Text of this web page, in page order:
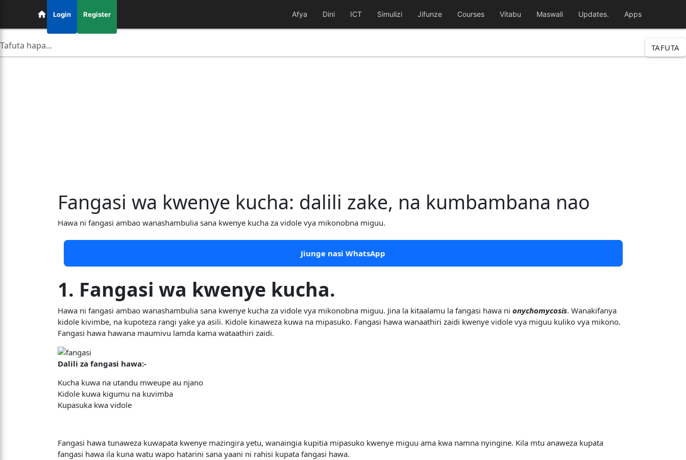
Login Register Afya Dini ICT Simulizi Jifunze Courses Vitabu Maswali Updates. Apps
TAFUTA
Fangasi wa kwenye kucha: dalili zake, na kumbambana nao
Hawa ni fangasi ambao wanashambulia sana kwenye kucha za vidole vya mikonobna miguu.
Jiunge nasi WhatsApp
1. Fangasi wa kwenye kucha.
Hawa ni fangasi ambao wanashambulia sana kwenye kucha za vidole vya mikonobna miguu. Jina la kitaalamu la fangasi hawa ni onychomycosis. Wanakifanya
kidole kivimbe, na kupoteza rangi yake ya asili. Kidole kinaweza kuwa na mipasuko. Fangasi hawa wanaathiri zaidi kwenye vidole vya miguu kuliko vya mikono.
Fangasi hawa hawana maumivu lamda kama wataathiri zaidi.
Dalili za fangasi hawa:-
Kucha kuwa na utandu mweupe au njano
Kidole kuwa kigumu na kuvimba
Kupasuka kwa vidole
Fangasi hawa tunaweza kuwapata kwenye mazingira yetu, wanaingia kupitia mipasuko kwenye miguu ama kwa namna nyingine. Kila mtu anaweza kupata
fangasi hawa ila kuna watu wapo hatarini sana yaani ni rahisi kupata fangasi hawa.